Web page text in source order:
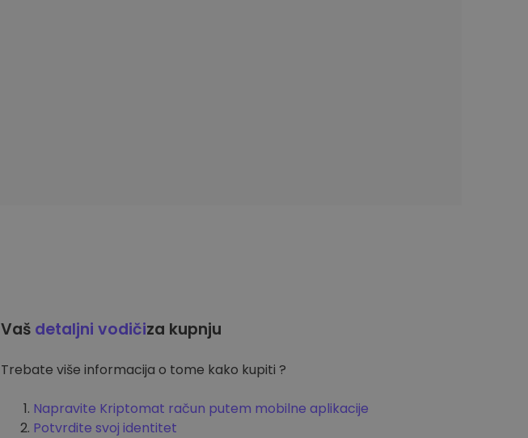
Vaš detaljni vodičiza kupnju
Trebate više informacija o tome kako kupiti ?
Napravite Kriptomat račun putem mobilne aplikacije
Potvrdite svoj identitet